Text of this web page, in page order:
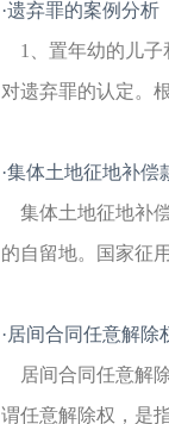
·遗弃罪的案例分析
1、置年幼的儿
对遗弃罪的认定。
·集体土地征地补偿
集体土地征地补
的自留地。国家征
·居间合同任意解除
居间合同任意解
谓任意解除权，是